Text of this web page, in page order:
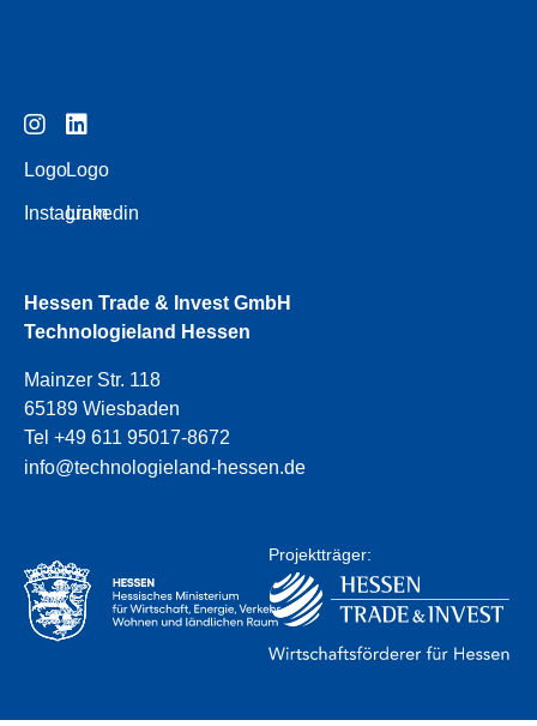
Logo
Instagram
Logo
Linkedin
Hessen Trade & Invest GmbH
Technologieland Hessen
Mainzer Str. 118
65189 Wiesbaden
Tel +49 611 95017-8672
info@technologieland-hessen.de
Projektträger: